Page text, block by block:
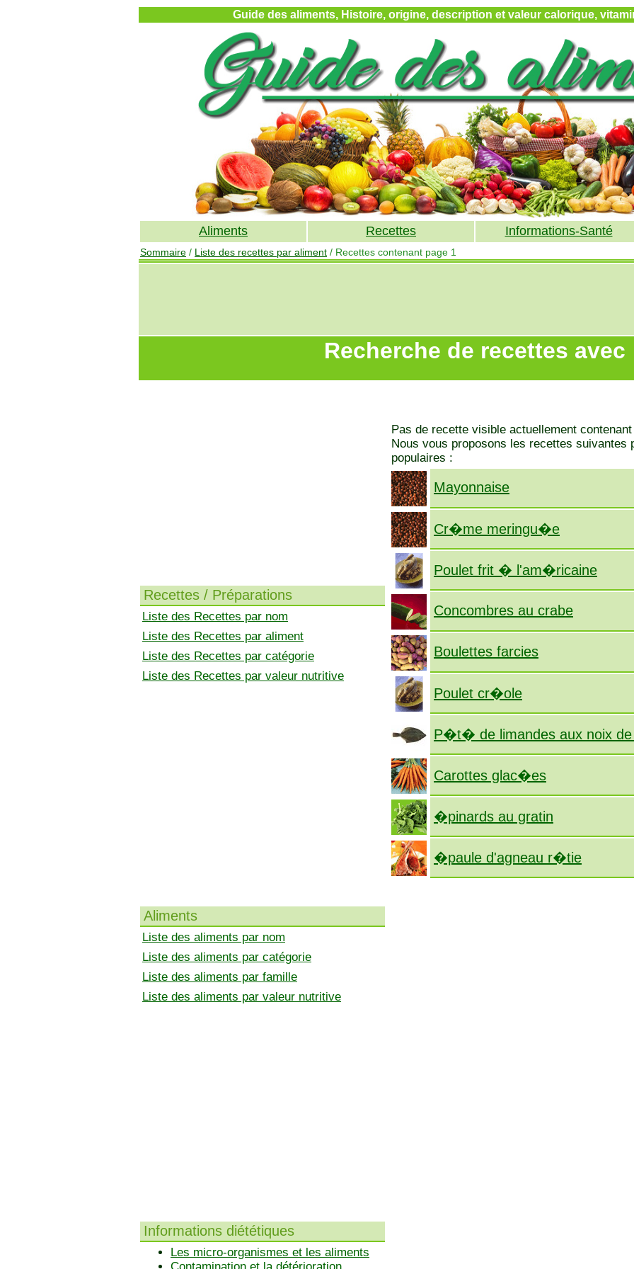
Guide des aliments, Histoire, origine, description et valeur calorique,
Aliments Recettes Informations-Santé
Sommaire / Liste des recettes par aliment / Recettes contenant page 1
Recherche de recettes avec
Recettes / Préparations
Liste des Recettes par nom
Liste des Recettes par aliment
Liste des Recettes par catégorie
Liste des Recettes par valeur nutritive
Aliments
Liste des aliments par nom
Liste des aliments par catégorie
Liste des aliments par famille
Liste des aliments par valeur nutritive
Informations diététiques
Les micro-organismes et les aliments
Pas de recette visible actuellement contenant
Nous vous proposons les recettes suivantes
populaires :
Mayonnaise
Cr�me meringu�e
Poulet frit � l'am�ricaine
Concombres au crabe
Boulettes farcies
Poulet cr�ole
P�t� de limandes aux noix de
Carottes glac�es
�pinards au gratin
�paule d'agneau r�tie